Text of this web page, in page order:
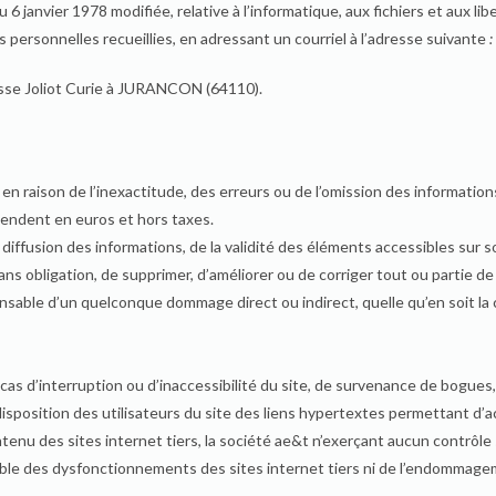
janvier 1978 modifiée, relative à l’informatique, aux fichiers et aux
recueillies, en adressant un courriel à l’adresse suivante:
Joliot Curie à JURANCON (64110).
raison de l’inexactitude, des erreurs ou de l’omission des
en euros et hors taxes.
des informations, de la validité des éléments accessibles sur
obligation, de supprimer, d’améliorer ou de corriger tout ou partie
d’un quelconque dommage direct ou indirect, quelle qu’en soit
d’interruption ou d’inaccessibilité du site, de survenance de
des utilisateurs du site des liens hypertextes permettant
des sites internet tiers, la société ae&t n’exerçant aucun contrôle
des dysfonctionnements des sites internet tiers ni de